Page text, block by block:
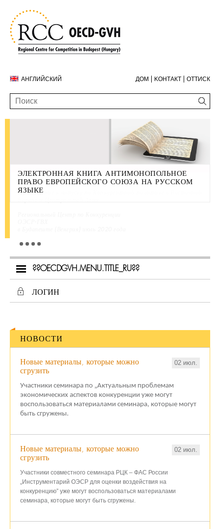
АНГЛИЙСКИЙ ДОМ KОНТАКТ ОТТИСК
OECD-GVH RCC
Приложение к выпуску по Конкурентной политике в Восточной
ЭЛЕКТРОННАЯ КНИГА АНТИМОНОПОЛЬНОЕ
ПРАВО ЕВРОПЕЙСКОГО СОЮЗА НА РУССКОМ
ЯЗЫКЕ
КОНТАКТ
ГОДОВОЙ ДОКЛАД ЗА 2019 ГОД
??OECDGVH.MENU.TITLE_RU??
ЛОГИН
НОВОСТИ
Новые материалы, которые можно
сгрузить
02 июл.
Участники семинара по „Актуальным проблемам
экономических аспектов конкуренции уже могут
воспользоваться материалами семинара, которые могут
быть сгружены.
Новые материалы, которые можно
сгрузить
02 июл.
Участники совместного семинара РЦК – ФАС России
„Инструментарий ОЭСР для оценки воздействия на
конкуренцию” уже могут воспользоваться материалами
семинара, которые могут быть сгружены.